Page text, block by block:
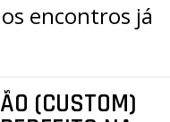
encontros já
(CUSTOM)